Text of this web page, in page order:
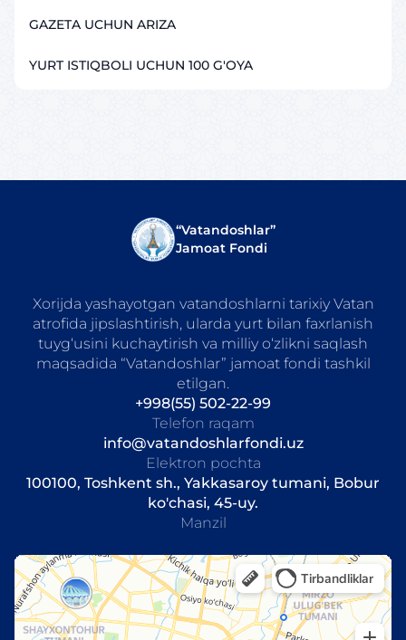
GAZETA UCHUN ARIZA
YURT ISTIQBOLI UCHUN 100 G'OYA
“Vatandoshlar”
Jamoat Fondi
Xorijda yashayotgan vatandoshlarni tarixiy Vatan
atrofida jipslashtirish, ularda yurt bilan faxrlanish
tuyg‘usini kuchaytirish va milliy o‘zlikni saqlash
maqsadida “Vatandoshlar” jamoat fondi tashkil
etilgan.
+998(55) 502-22-99
Telefon raqam
info@vatandoshlarfondi.uz
Elektron pochta
100100, Toshkent sh., Yakkasaroy tumani, Bobur
ko'chasi, 45-uy.
Manzil